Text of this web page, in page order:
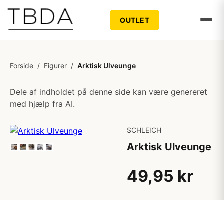
OUTLET
Forside / Figurer / Arktisk Ulveunge
Dele af indholdet på denne side kan være genereret
med hjælp fra AI.
SCHLEICH
Arktisk Ulveunge
49,95 kr